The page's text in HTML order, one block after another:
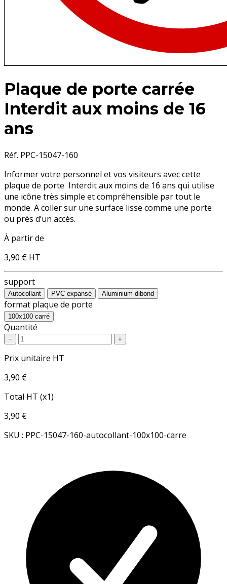
Plaque de porte carrée
Interdit aux moins de 16
ans
Réf. PPC-15047-160
Informer votre personnel et vos visiteurs avec cette
plaque de porte Interdit aux moins de 16 ans qui utilise
une icône très simple et compréhensible par tout le
monde. A coller sur une surface lisse comme une porte
ou près d’un accès.
À partir de
3,90 € HT
support
Autocollant PVC expansé Aluminium dibond
format plaque de porte
100x100 carré
Quantité
− +
Prix unitaire HT
3,90 €
Total HT (x1)
3,90 €
SKU : PPC-15047-160-autocollant-100x100-carre